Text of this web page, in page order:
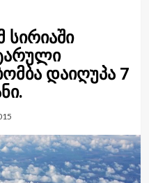
სირიაში
დაიღუპა 7